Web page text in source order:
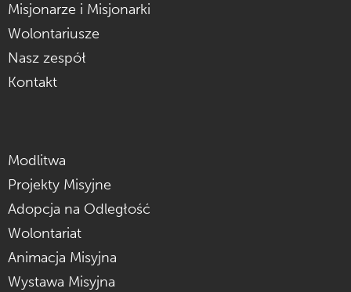
Misjonarze i Misjonarki
Wolontariusze
Nasz zespół
Kontakt
Modlitwa
Projekty Misyjne
Adopcja na Odległość
Wolontariat
Animacja Misyjna
Wystawa Misyjna